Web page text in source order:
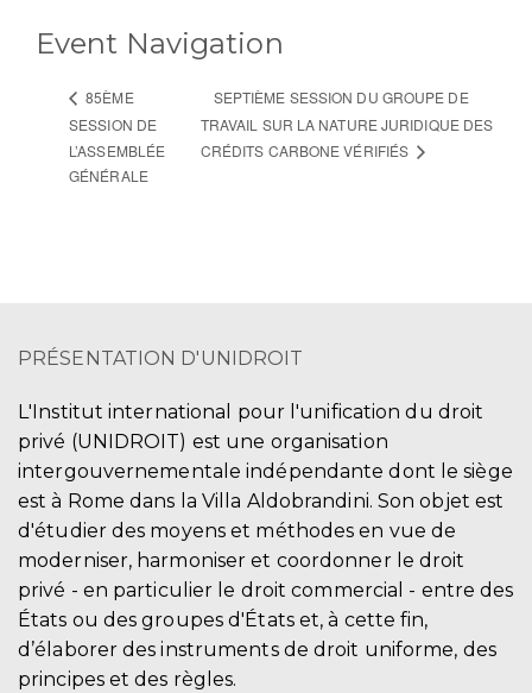
Event Navigation
85ÈME
SESSION DE
L’ASSEMBLÉE
GÉNÉRALE
SEPTIÈME SESSION DU GROUPE DE
TRAVAIL SUR LA NATURE JURIDIQUE DES
CRÉDITS CARBONE VÉRIFIÉS
PRÉSENTATION D'UNIDROIT
L'Institut international pour l'unification du droit
privé (UNIDROIT) est une organisation
intergouvernementale indépendante dont le siège
est à Rome dans la Villa Aldobrandini. Son objet est
d'étudier des moyens et méthodes en vue de
moderniser, harmoniser et coordonner le droit
privé - en particulier le droit commercial - entre des
États ou des groupes d'États et, à cette fin,
d’élaborer des instruments de droit uniforme, des
principes et des règles.